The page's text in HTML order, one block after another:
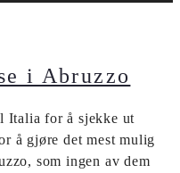
i Abruzzo
Italia for å sjekke ut
å gjøre det mest mulig
som ingen av dem